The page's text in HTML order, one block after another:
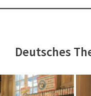
Deutsches